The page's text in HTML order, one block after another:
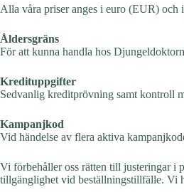
Alla våra priser anges i euro (EUR) och
Åldersgräns
För att kunna handla hos
Kredituppgifter
Sedvanlig kreditprövning samt kontroll
Kampanjkod
Vid händelse av flera aktiva
Vi förbehåller oss rätten till justeringar i
tillgänglighet vid beställningstillfälle. Vi